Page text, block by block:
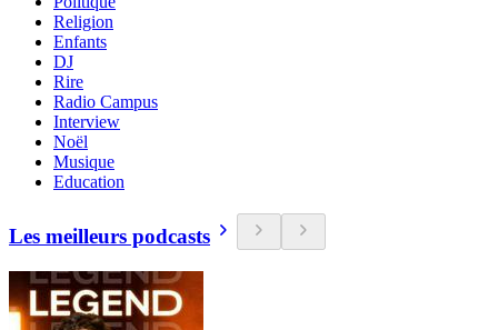
Religion
Enfants
DJ
Rire
Radio Campus
Interview
Noël
Musique
Education
Les meilleurs podcasts